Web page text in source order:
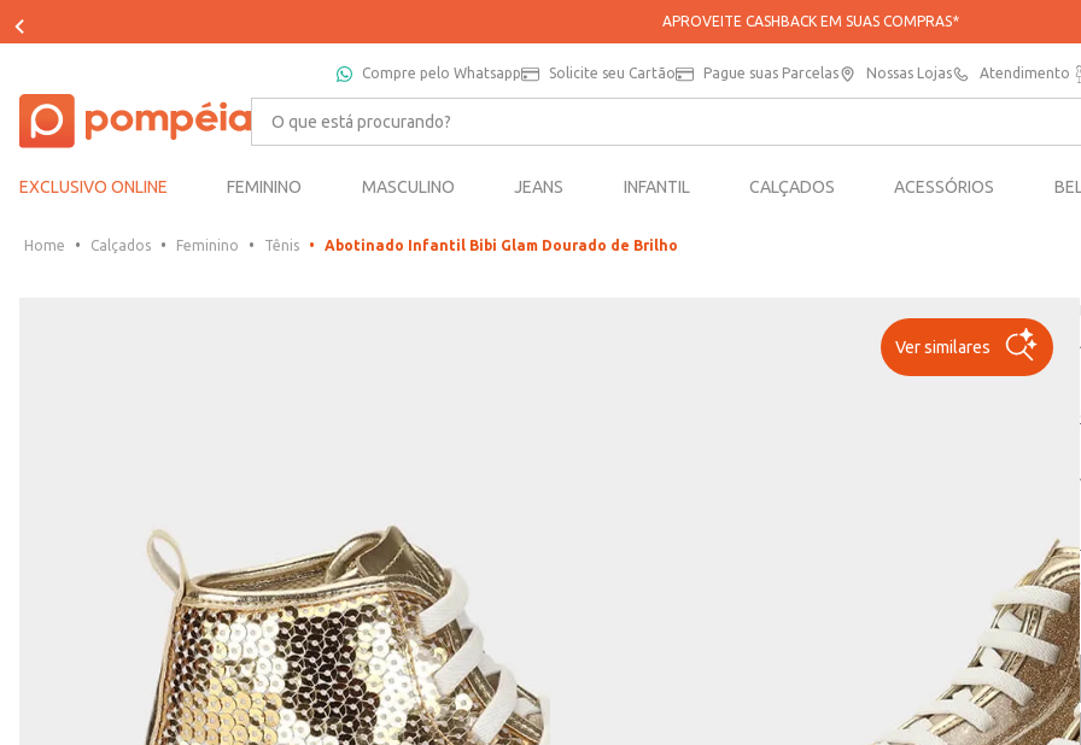
APROVEITE CASHBACK EM SUAS COMPRAS*
Compre pelo Whatsapp Solicite seu Cartão Pague suas Parcelas Nossas Lojas Atendimento
O que está procurando?
EXCLUSIVO ONLINE FEMININO MASCULINO JEANS INFANTIL CALÇADOS ACESSÓRIOS
Calçados Feminino Tênis Abotinado Infantil Bibi Glam Dourado de Brilho
Ver similares